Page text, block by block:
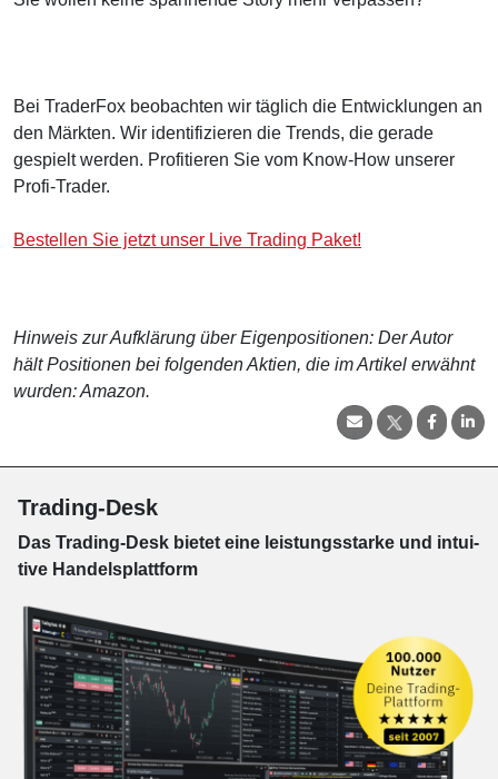
Bei TraderFox beobachten wir täglich die Entwicklungen an
den Märkten. Wir identifizieren die Trends, die gerade
gespielt werden. Profitieren Sie vom Know-How unserer
Profi-Trader.
Bestellen Sie jetzt unser Live Trading Paket!
Hinweis zur Aufklärung über Eigenpositionen: Der Autor
hält Positionen bei folgenden Aktien, die im Artikel erwähnt
wurden: Amazon.
Trading-Desk
Das Trading-Desk bie­tet eine leis­tungs­star­ke und in­tui­
tive Han­dels­platt­form